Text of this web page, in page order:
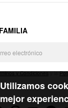
Utilizamos
mejor
y Condicionesy la